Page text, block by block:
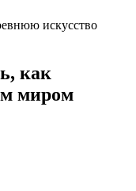
искусство
как
миром